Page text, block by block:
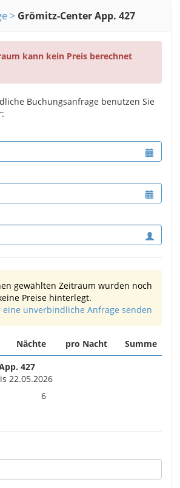
Grömitz-Center App. 427
kann kein Preis berechnet
Buchungsanfrage benutzen Sie
gewählten Zeitraum wurden noch
Preise hinterlegt.
eine unverbindliche Anfrage senden
Nächte pro Nacht
Summe
427
22.05.2026
6